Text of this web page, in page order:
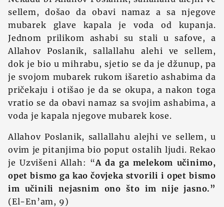
sellem, došao da obavi namaz a sa njegove
mubarek glave kapala je voda od kupanja.
Jednom prilikom ashabi su stali u safove, a
Allahov Poslanik, sallallahu alehi ve sellem,
dok je bio u mihrabu, sjetio se da je džunup, pa
je svojom mubarek rukom išaretio ashabima da
pričekaju i otišao je da se okupa, a nakon toga
vratio se da obavi namaz sa svojim ashabima, a
voda je kapala njegove mubarek kose.
Allahov Poslanik, sallallahu alejhi ve sellem, u
ovim je pitanjima bio poput ostalih ljudi. Rekao
je Uzvišeni Allah: “A da ga melekom učinimo,
opet bismo ga kao čovjeka stvorili i opet bismo
im učinili nejasnim ono što im nije jasno.”
(El-En’am, 9)